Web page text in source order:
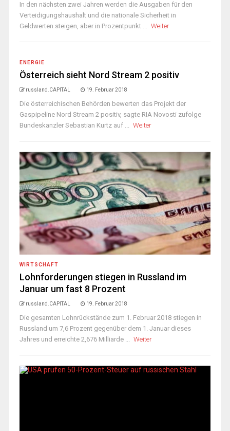
In den nächsten zwei Jahren werden die Ausgaben für den
Verteidigungshaushalt und die nationale Sicherheit in
Geldwerten steigen, aber in Prozentpunkt ... Weiter
ENERGIE
Österreich sieht Nord Stream 2 positiv
russland.CAPITAL 19. Februar 2018
Die österreichischen Behörden bewerten das Projekt der
Gaspipeline Nord Stream 2 positiv, sagte RIA Novosti zufolge
Bundeskanzler Sebastian Kurtz auf ... Weiter
WIRTSCHAFT
Lohnforderungen stiegen in Russland im
Januar um fast 8 Prozent
russland.CAPITAL 19. Februar 2018
Die gesamten Lohnrückstände zum 1. Februar 2018 stiegen in
Russland um 7,6 Prozent gegenüber dem 1. Januar dieses
Jahres und erreichte 2,676 Milliarde ... Weiter